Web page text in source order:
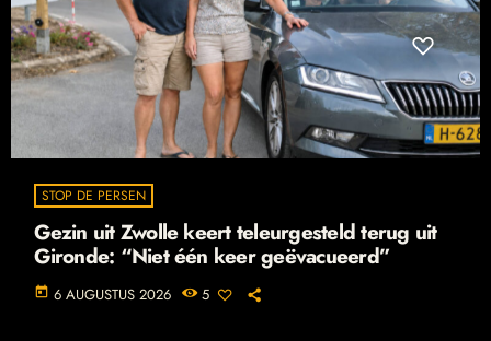
STOP DE PERSEN
Gezin uit Zwolle keert teleurgesteld terug uit
Gironde: “Niet één keer geëvacueerd”
today 6 AUGUSTUS 2026 5